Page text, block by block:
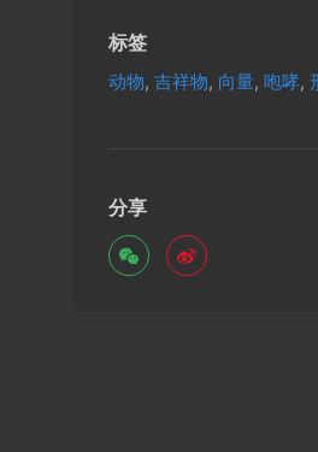
标签
动物, 吉祥物, 向量, 咆哮,
分享